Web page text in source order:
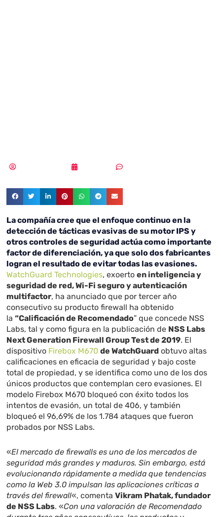
La compañía cree que el enfoque continuo en la
detección de tácticas evasivas de su motor IPS y
otros controles de seguridad actúa como importante
factor de diferenciación, ya que solo dos fabricantes
logran el resultado de evitar todas las evasiones.
WatchGuard Technologies, exoertoen inteligencia y
seguridad de red, Wi-Fi seguro y autenticación
multifactor, ha anunciado que por tercer año
consecutivo su producto firewall ha obtenido
la“Calificación de Recomendado” que concede NSS
Labs, tal y como figura en la publicación de NSS Labs
Next Generation Firewall Group Test de 2019. El
dispositivo Firebox M670 de WatchGuard obtuvo altas
calificaciones en eficacia de seguridad y bajo coste
total de propiedad, y se identifica como uno de los dos
únicos productos que contemplan cero evasiones. El
modelo Firebox M670 bloqueó con éxito todos los
intentos de evasión, un total de 406, y también
bloqueó el 96,69% de los 1.784 ataques que fueron
probados por NSS Labs.
«El mercado de firewalls es uno de los mercados de
seguridad más grandes y maduros. Sin embargo, está
evolucionando rápidamente a medida que tendencias
como la Web 3.0 impulsan las aplicaciones críticas a
través del firewall«, comentaVikram Phatak, fundador
de NSS Labs. «Con una valoración de Recomendado